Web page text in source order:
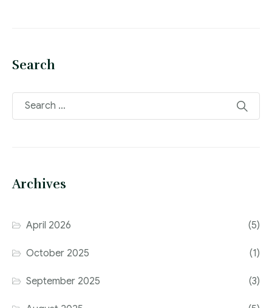
Search
Archives
April 2026 (5)
October 2025 (1)
September 2025 (3)